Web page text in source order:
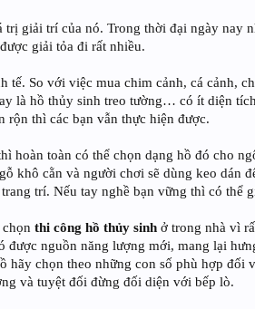
trị giải trí của nó. Trong thời đại ngày nay
giải tỏa đi rất nhiều.
tế. So với việc mua chim cảnh, cá cảnh,
là hồ thủy sinh treo tường… có ít diện
rộn thì các bạn vẫn thực hiện được.
hoàn toàn có thể chọn dạng hồ đó cho
khô cằn và người chơi sẽ dùng keo dán
trí. Nếu tay nghề bạn vững thì có thể
chọnthi công hồ thủy sinh ở trong nhà vì
được nguồn năng lượng mới, mang lại
hãy chọn theo những con số phù hợp
và tuyệt đối đừng đối diện với bếp lò.